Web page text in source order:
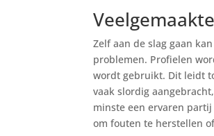
Zelf aan de slag gaan
problemen. Profielen
wordt gebruikt. Dit leidt
vaak slordig
minste een ervaren
om fouten te herstellen